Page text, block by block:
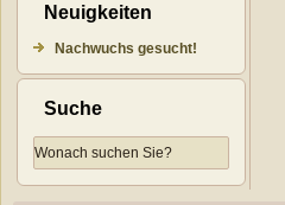
Neuigkeiten
Nachwuchs gesucht!
Suche